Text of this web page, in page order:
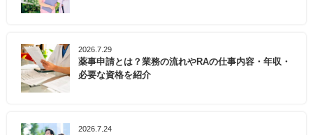
2026.7.29
薬事申請とは？業務の流れやRAの仕事内容・年収・
必要な資格を紹介
2026.7.24